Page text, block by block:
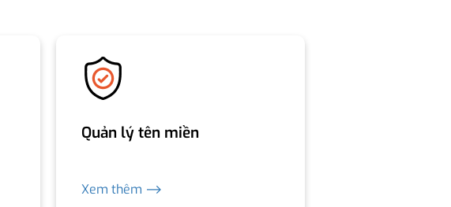
Quản lý tên miền
Xem thêm ⟶